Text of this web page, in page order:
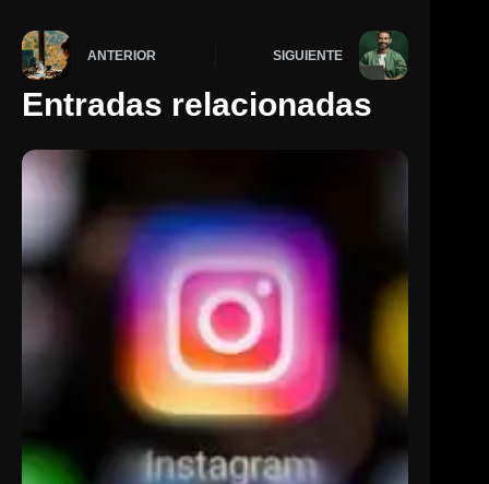
ANTERIOR SIGUIENTE
Entradas relacionadas